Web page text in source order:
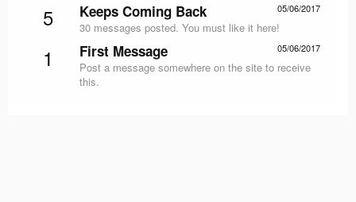
5 05/06/2017
Keeps Coming Back
30 messages posted. You must like it here!
1 05/06/2017
First Message
Post a message somewhere on the site to receive
this.